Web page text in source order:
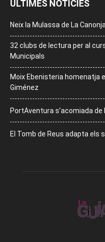
ÚLTIMES NOTÍCIES
Neix la Mulassa de La Canonja
32 clubs de lectura per al
Municipals
Moix Ebenisteria homenatja
Giménez
PortAventura s’acomiada
El Tomb de Reus adapta els